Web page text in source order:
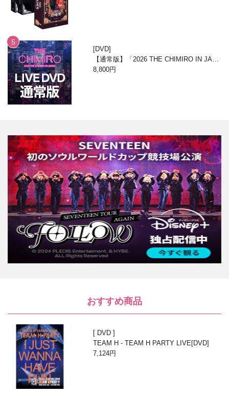
DVD
【通常版】「2026 THE CHIMIRO IN JAPA
N」DVD
8,800円
おすすめ商品
DVD
TEAM H - TEAM H PARTY LIVE[DVD]
7,124円